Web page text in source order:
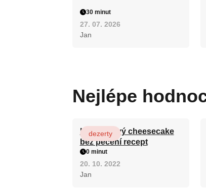
30 minut
27. 07. 2026
Jan
Nejlépe
Karamelový cheesecake
bez pečení recept
dezerty
0 minut
20. 10. 2022
Jan